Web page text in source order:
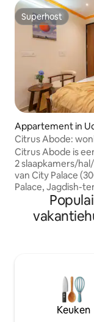
Superhost
Superhost
Appartement in
Citrus Abode:
ophalen
Citrus Abode is
2 slaapkamers/
van City Palace
Palace, Jagdish-
Ghat). Het ligt op
lift en biedt 2
Smart TV's,
thema en
esthetiek. Gasten
toegang tot het
receptie,Keuken